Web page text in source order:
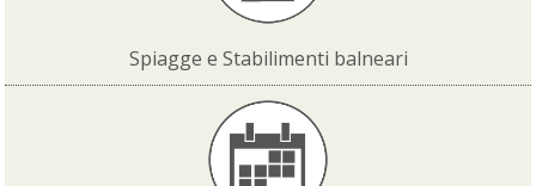
Spiagge e Stabilimenti balneari